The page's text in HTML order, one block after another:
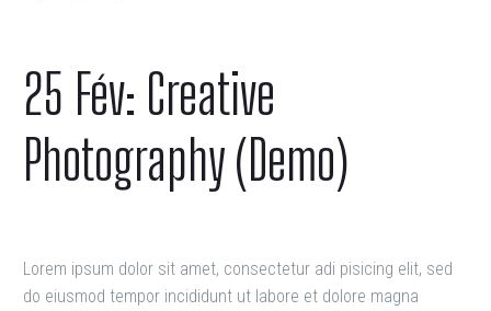
25 Fév: Creative
Photography (Demo)
Lorem ipsum dolor sit amet, consectetur adi pisicing elit, sed
do eiusmod tempor incididunt ut labore et dolore magna